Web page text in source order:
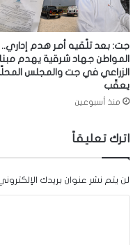
جت: بعد تلّقيه أمر هدم إداري..
المواطن جهاد شرقية يهدم
الزراعي في جت والمجلس
يعقّب
منذ أسبوعين
اترك تعليقاً
لن يتم نشر عنوان بريدك